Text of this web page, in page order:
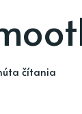
čítania